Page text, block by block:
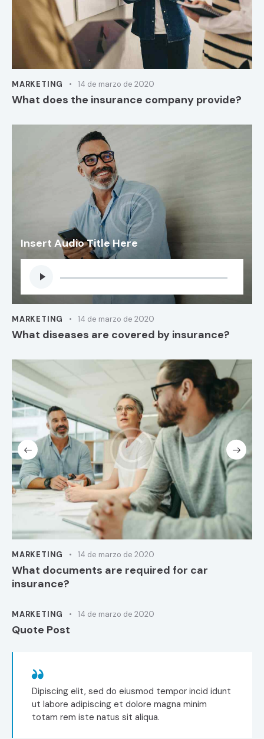
MARKETING 14 de marzo de 2020
What does the insurance company provide?
Insert Audio Title Here
audio
MARKETING 14 de marzo de 2020
What diseases are covered by insurance?
MARKETING 14 de marzo de 2020
What documents are required for car
insurance?
MARKETING 14 de marzo de 2020
Quote Post
Dipiscing elit, sed do eiusmod tempor incid idunt
ut labore adipiscing et dolore magna minim
totam rem iste natus sit aliqua.